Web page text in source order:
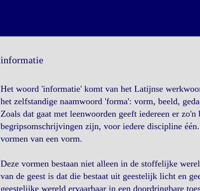
informatie
Het woord 'informatie' komt van het Latijnse
het zelfstandige naamwoord 'forma': vorm, beeld,
Zoals dat gaat met leenwoorden geeft iedereen er
begripsomschrijvingen zijn, voor iedere discipline
vormen van een vorm.
Deze vormen bestaan niet alleen in de stoffelijke
van de geest is dat die bestaat uit geestelijk licht en
geestelijke wereld ervaarbaar in een doordringbare